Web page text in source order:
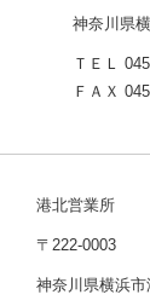
神奈川県
ＴＥＬ
ＦＡＸ
港北営業所
〒222-0003
神奈川県横浜